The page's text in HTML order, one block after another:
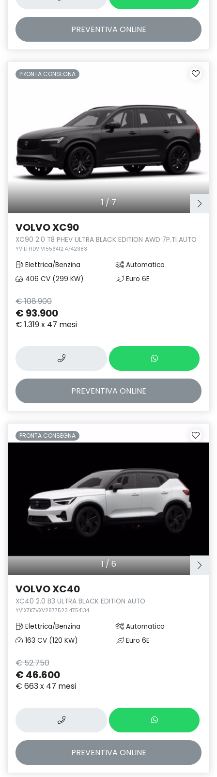
PREVENTIVA ONLINE
1/7
PRONTA CONSEGNA
VOLVO XC90
XC90 2.0 T8 PHEV ULTRA BLACK EDITION AWD 7P.TI AUTO
YV1LFHDV1V1556412 4742383
Elettrica/Benzina
Automatico
406 CV (299 KW)
Euro 6E
€ 108.900
€ 93.900
€ 1.319 x 47 mesi
PREVENTIVA ONLINE
1/6
PRONTA CONSEGNA
VOLVO XC40
XC40 2.0 B3 ULTRA BLACK EDITION AUTO
YV1XZK7VXV2877523 4754134
Elettrica/Benzina
Automatico
163 CV (120 KW)
Euro 6E
€ 52.750
€ 46.600
€ 663 x 47 mesi
PREVENTIVA ONLINE